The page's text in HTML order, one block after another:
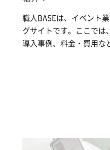
職人BASEは、イベント
グサイトです。ここでは
導入事例、料金・費用な